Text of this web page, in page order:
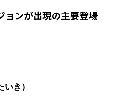
ョンが出現の主要登場
き）